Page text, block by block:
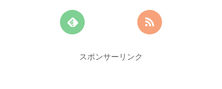
スポンサーリンク